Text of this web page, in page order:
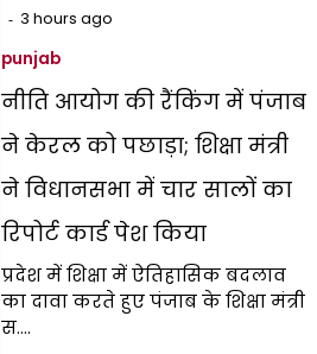
3 hours ago
punjab
नीति आयोग की रैंकिंग में पंजाब
ने केरल को पछाड़ा; शिक्षा मंत्री
ने विधानसभा में चार सालों का
रिपोर्ट कार्ड पेश किया
प्रदेश में शिक्षा में ऐतिहासिक बदलाव
का दावा करते हुए पंजाब के शिक्षा मंत्री
स.…